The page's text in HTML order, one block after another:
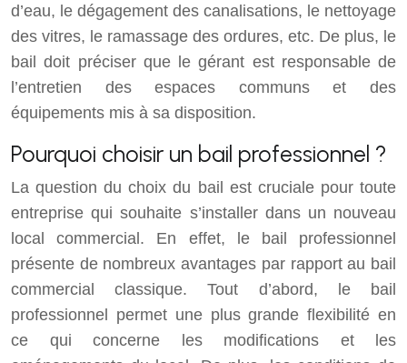
d’eau, le dégagement des canalisations, le nettoyage
des vitres, le ramassage des ordures, etc. De plus, le
bail doit préciser que le gérant est responsable de
l’entretien des espaces communs et des
équipements mis à sa disposition.
Pourquoi choisir un bail professionnel ?
La question du choix du bail est cruciale pour toute
entreprise qui souhaite s’installer dans un nouveau
local commercial. En effet, le bail professionnel
présente de nombreux avantages par rapport au bail
commercial classique. Tout d’abord, le bail
professionnel permet une plus grande flexibilité en
ce qui concerne les modifications et les